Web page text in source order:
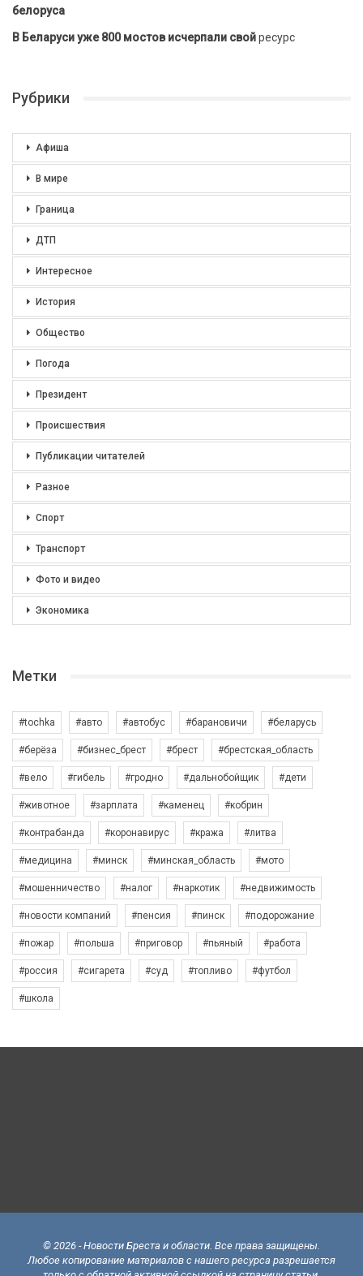
белоруса
В Беларуси уже 800 мостов исчерпали свойресурс
Рубрики
Афиша
В мире
Граница
ДТП
Интересное
История
Общество
Погода
Президент
Происшествия
Публикации читателей
Разное
Спорт
Транспорт
Фото и видео
Экономика
Метки
#tochka #авто #автобус #барановичи #беларусь
#берёза #бизнес_брест #брест #брестская_область
#вело #гибель #гродно #дальнобойщик #дети
#животное #зарплата #каменец #кобрин
#контрабанда #коронавирус #кража #литва
#медицина #минск #минская_область #мото
#мошенничество #налог #наркотик #недвижимость
#новости компаний #пенсия #пинск #подорожание
#пожар #польша #приговор #пьяный #работа
#россия #сигарета #суд #топливо #футбол
#школа
© 2026 - Новости Бреста и области. Все права защищены.
Любое копирование материалов с нашего ресурса разрешается